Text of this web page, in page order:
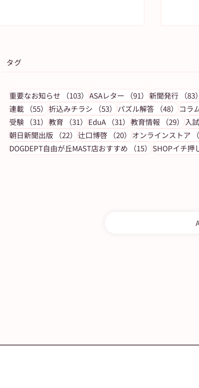
【ASAレター】2022年10月号パズ
ルの答え
【​
（6）
タグ
重要なお知らせ （103）103件の記事
ASAレター （91）91件の記事
新聞発行 （83
連載
（55）55件の記事
折込みチラシ （53）53件の記事
パズル解答 （48）48件
コラ
受験
（31）31件の記事
教育 （31）31件の記事
EduA （31）31件の記事
教育情報 （29）29
入
朝日新聞出版
（22）22件の記事
辻口博啓 （20）20件の記事
オンラインストア
DOGDEPT自由が丘MAST店おすすめ
（15）15件の記事
SHOPイチ押